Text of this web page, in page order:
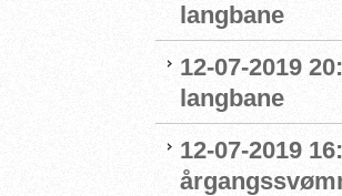
langbane
12-07-2019
langbane
12-07-2019